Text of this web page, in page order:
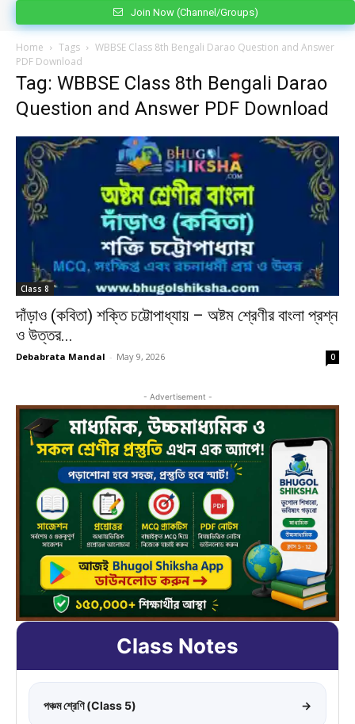
Join Now (Channel/Groups)
Home Tags
WBBSE Class 8th Bengali Darao Question and Answer
PDF Download
Tag: WBBSE Class 8th Bengali Darao
Question and Answer PDF Download
Class 8
দাঁড়াও (কবিতা) শক্তি চট্টোপাধ্যায় – অষ্টম শ্রেণীর বাংলা প্রশ্ন
ও উত্তর...
Debabrata Mandal - May 9, 2026 0
- Advertisement -
Class Notes
পঞ্চম শ্রেণি (Class 5) →